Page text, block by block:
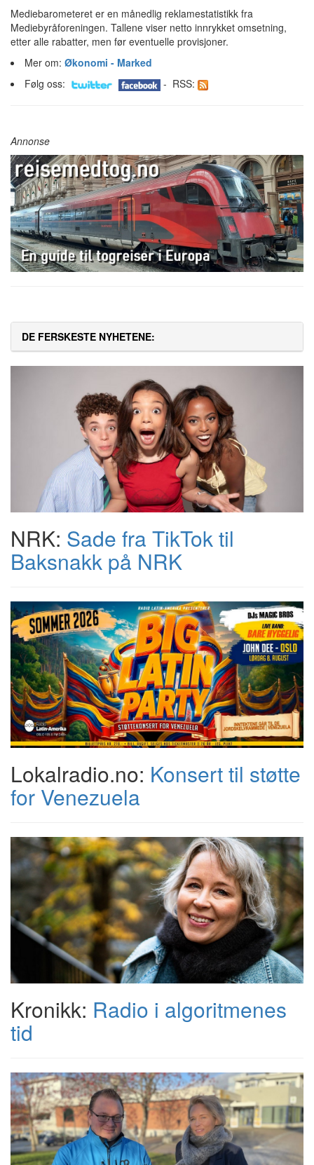
Mediebarometeret er en månedlig reklamestatistikk fra
Mediebyråforeningen. Tallene viser netto innrykket omsetning,
etter alle rabatter, men før eventuelle provisjoner.
Mer om: Økonomi - Marked
Følg oss:
- RSS:
Annonse
DE FERSKESTE NYHETENE:
NRK: Sade fra TikTok til
Baksnakk på NRK
Lokalradio.no: Konsert til støtte
for Venezuela
Kronikk: Radio i algoritmenes
tid